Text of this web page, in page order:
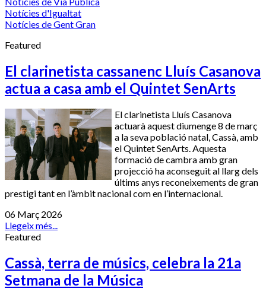
Notícies d'Igualtat
Notícies de Gent Gran
Featured
El clarinetista cassanenc Lluís Casanova
actua a casa amb el Quintet SenArts
El clarinetista Lluís Casanova
actuarà aquest diumenge 8 de març
a la seva població natal, Cassà, amb
el Quintet SenArts. Aquesta
formació de cambra amb gran
projecció ha aconseguit al llarg dels
últims anys reconeixements de gran
prestigi tant en l’àmbit nacional com en l’internacional.
06 Març 2026
Llegeix més...
Featured
Cassà, terra de músics, celebra la 21a
Setmana de la Música